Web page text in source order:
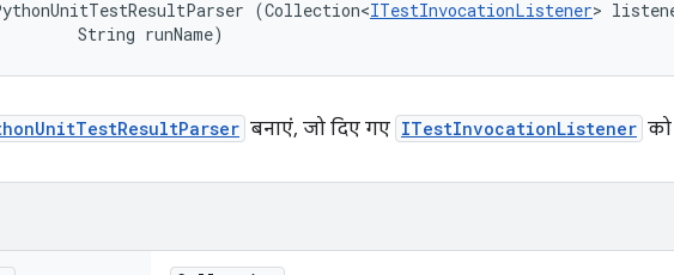
(Collection<ITestInvocationListener>
String runName)
बनाएं, जो दिए गए ITestInvocationListener को